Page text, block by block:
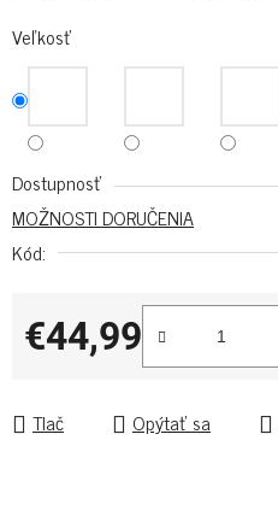
Veľkosť
Dostupnosť
MOŽNOSTI DORUČENIA
Kód:
€44,99
Jednotková cena:
Tlač Opýtať sa